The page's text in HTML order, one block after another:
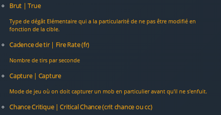
Brut | True
Type de dégât Elémentaire qui a la particularité de ne pas être modifié en
fonction de la cible.
Cadence de tir | Fire Rate (fr)
Nombre de tirs par seconde
Capture | Capture
Mode de jeu où on doit capturer un mob en particulier avant qu'il ne s'enfuit.
Chance Critique | Critical Chance (crit chance ou cc)